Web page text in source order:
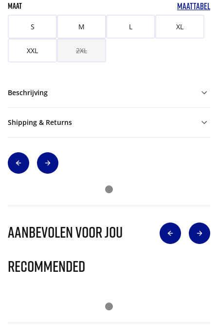
MAAT MAATTABEL
S M L XL
XXL 2XL
Beschrijving
Shipping & Returns
Aanbevolen voor jou
Recommended